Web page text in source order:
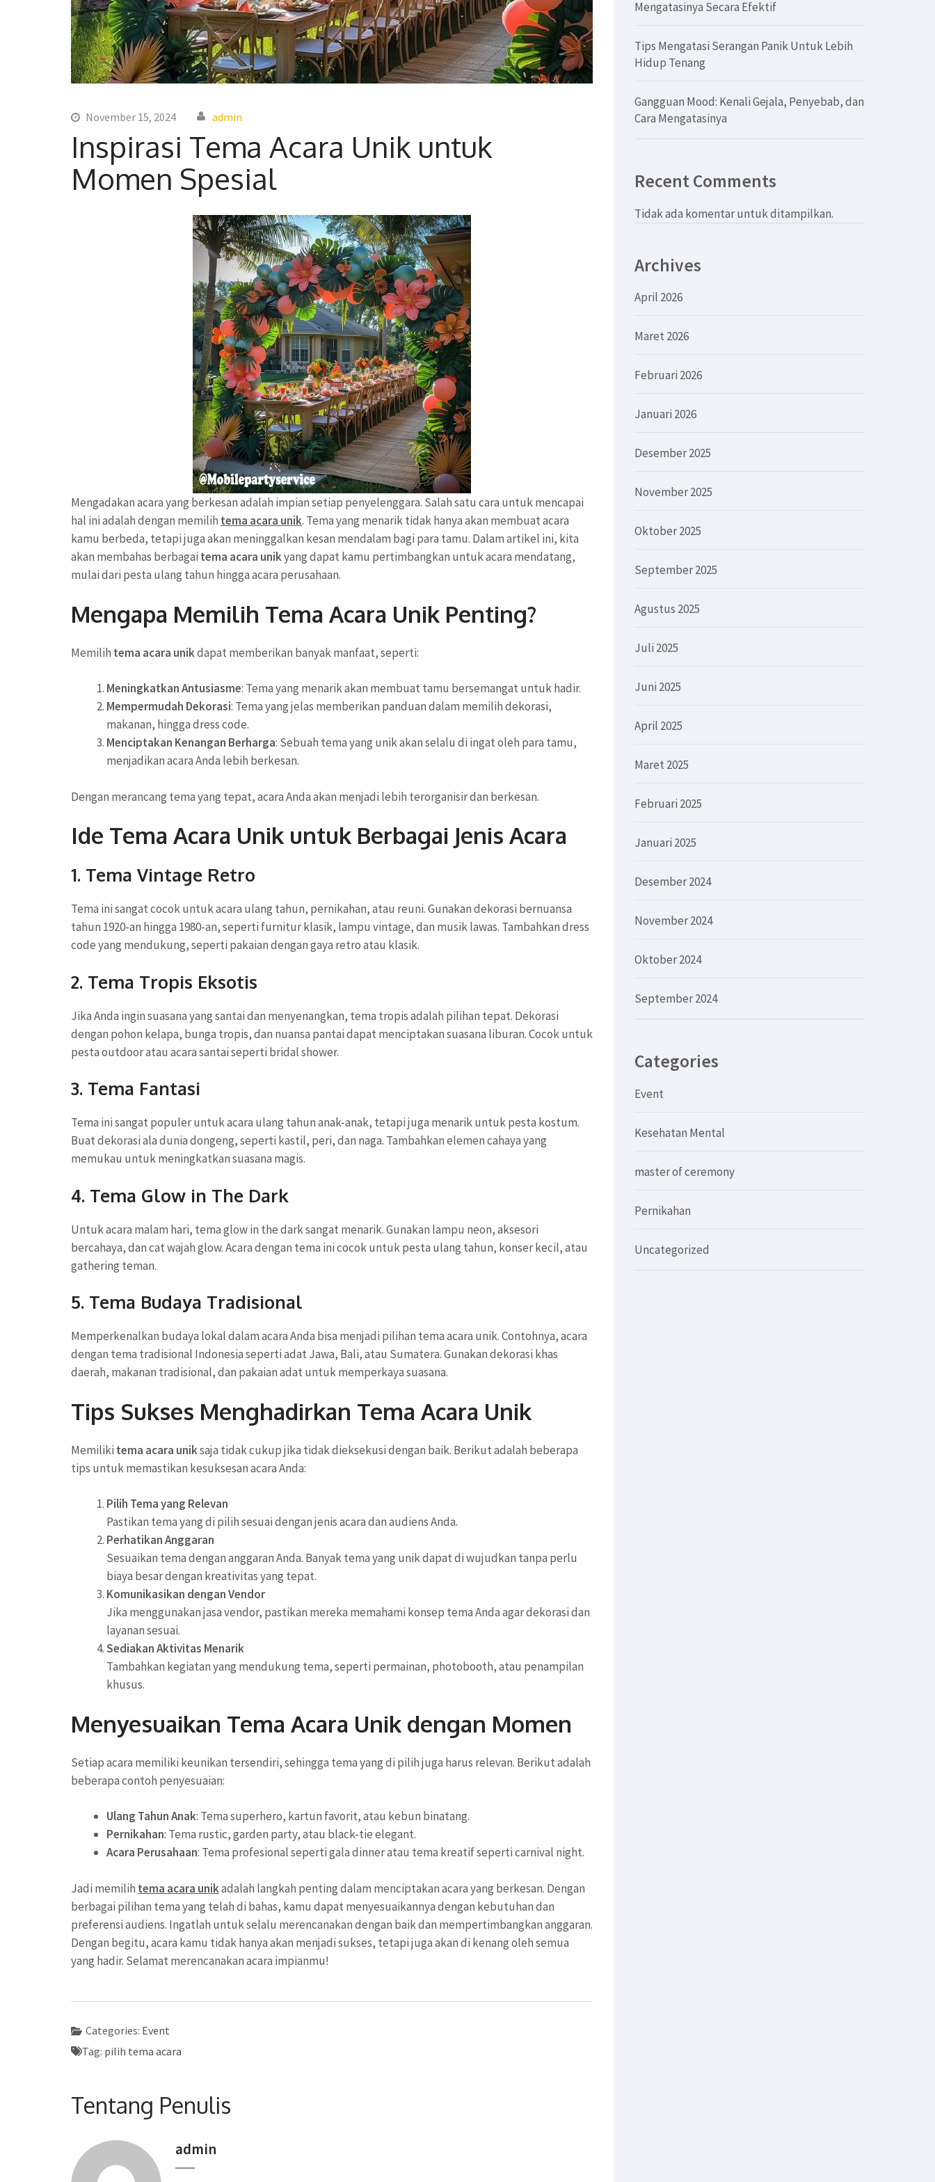
November 15, 2024 admin
Inspirasi Tema Acara Unik untuk
Momen Spesial
Mengadakan acara yang berkesan adalah impian setiap penyelenggara. Salah satu cara untuk mencapai
hal ini adalah dengan memilih tema acara unik. Tema yang menarik tidak hanya akan membuat acara
kamu berbeda, tetapi juga akan meninggalkan kesan mendalam bagi para tamu. Dalam artikel ini, kita
akan membahas berbagai tema acara unikyang dapat kamu pertimbangkan untuk acara mendatang,
mulai dari pesta ulang tahun hingga acara perusahaan.
Mengapa Memilih Tema Acara Unik Penting?
Memilih tema acara unikdapat memberikan banyak manfaat, seperti:
Meningkatkan Antusiasme: Tema yang menarik akan membuat tamu bersemangat untuk hadir.
Mempermudah Dekorasi: Tema yang jelas memberikan panduan dalam memilih dekorasi,
makanan, hingga dress code.
Menciptakan Kenangan Berharga: Sebuah tema yang unik akan selalu di ingat oleh para tamu,
menjadikan acara Anda lebih berkesan.
Dengan merancang tema yang tepat, acara Anda akan menjadi lebih terorganisir dan berkesan.
Ide Tema Acara Unik untuk Berbagai Jenis Acara
1. Tema Vintage Retro
Tema ini sangat cocok untuk acara ulang tahun, pernikahan, atau reuni. Gunakan dekorasi bernuansa
tahun 1920-an hingga 1980-an, seperti furnitur klasik, lampu vintage, dan musik lawas. Tambahkan dress
code yang mendukung, seperti pakaian dengan gaya retro atau klasik.
2. Tema Tropis Eksotis
Jika Anda ingin suasana yang santai dan menyenangkan, tema tropis adalah pilihan tepat. Dekorasi
dengan pohon kelapa, bunga tropis, dan nuansa pantai dapat menciptakan suasana liburan. Cocok untuk
pesta outdoor atau acara santai seperti bridal shower.
3. Tema Fantasi
Tema ini sangat populer untuk acara ulang tahun anak-anak, tetapi juga menarik untuk pesta kostum.
Buat dekorasi ala dunia dongeng, seperti kastil, peri, dan naga. Tambahkan elemen cahaya yang
memukau untuk meningkatkan suasana magis.
4. Tema Glow in The Dark
Untuk acara malam hari, tema glow in the dark sangat menarik. Gunakan lampu neon, aksesori
bercahaya, dan cat wajah glow. Acara dengan tema ini cocok untuk pesta ulang tahun, konser kecil, atau
gathering teman.
5. Tema Budaya Tradisional
Memperkenalkan budaya lokal dalam acara Anda bisa menjadi pilihan tema acara unik. Contohnya, acara
dengan tema tradisional Indonesia seperti adat Jawa, Bali, atau Sumatera. Gunakan dekorasi khas
daerah, makanan tradisional, dan pakaian adat untuk memperkaya suasana.
Tips Sukses Menghadirkan Tema Acara Unik
Memiliki tema acara uniksaja tidak cukup jika tidak dieksekusi dengan baik. Berikut adalah beberapa
tips untuk memastikan kesuksesan acara Anda:
Pilih Tema yang Relevan
Pastikan tema yang di pilih sesuai dengan jenis acara dan audiens Anda.
Perhatikan Anggaran
Sesuaikan tema dengan anggaran Anda. Banyak tema yang unik dapat di wujudkan tanpa perlu
biaya besar dengan kreativitas yang tepat.
Komunikasikan dengan Vendor
Jika menggunakan jasa vendor, pastikan mereka memahami konsep tema Anda agar dekorasi dan
layanan sesuai.
Sediakan Aktivitas Menarik
Tambahkan kegiatan yang mendukung tema, seperti permainan, photobooth, atau penampilan
khusus.
Menyesuaikan Tema Acara Unik dengan Momen
Setiap acara memiliki keunikan tersendiri, sehingga tema yang di pilih juga harus relevan. Berikut adalah
beberapa contoh penyesuaian:
Ulang Tahun Anak: Tema superhero, kartun favorit, atau kebun binatang.
Pernikahan: Tema rustic, garden party, atau black-tie elegant.
Acara Perusahaan: Tema profesional seperti gala dinner atau tema kreatif seperti carnival night.
Jadi memilih tema acara unikadalah langkah penting dalam menciptakan acara yang berkesan. Dengan
berbagai pilihan tema yang telah di bahas, kamu dapat menyesuaikannya dengan kebutuhan dan
preferensi audiens. Ingatlah untuk selalu merencanakan dengan baik dan mempertimbangkan anggaran.
Dengan begitu, acara kamu tidak hanya akan menjadi sukses, tetapi juga akan di kenang oleh semua
yang hadir. Selamat merencanakan acara impianmu!
Categories: Event
Tag: pilih tema acara
Tentang Penulis
admin
Mengatasinya Secara Efektif
Tips Mengatasi Serangan Panik Untuk Lebih
Hidup Tenang
Gangguan Mood: Kenali Gejala, Penyebab, dan
Cara Mengatasinya
Recent Comments
Tidak ada komentar untuk ditampilkan.
Archives
April 2026
Maret 2026
Februari 2026
Januari 2026
Desember 2025
November 2025
Oktober 2025
September 2025
Agustus 2025
Juli 2025
Juni 2025
April 2025
Maret 2025
Februari 2025
Januari 2025
Desember 2024
November 2024
Oktober 2024
September 2024
Categories
Event
Kesehatan Mental
master of ceremony
Pernikahan
Uncategorized